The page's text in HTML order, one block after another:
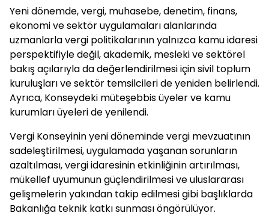
Yeni dönemde, vergi, muhasebe, denetim, finans,
ekonomi ve sektör uygulamaları alanlarında
uzmanlarla vergi politikalarının yalnızca kamu idaresi
perspektifiyle değil, akademik, mesleki ve sektörel
bakış açılarıyla da değerlendirilmesi için sivil toplum
kuruluşları ve sektör temsilcileri de yeniden belirlendi.
Ayrıca, Konseydeki müteşebbis üyeler ve kamu
kurumları üyeleri de yenilendi.
Vergi Konseyinin yeni döneminde vergi mevzuatının
sadeleştirilmesi, uygulamada yaşanan sorunların
azaltılması, vergi idaresinin etkinliğinin artırılması,
mükellef uyumunun güçlendirilmesi ve uluslararası
gelişmelerin yakından takip edilmesi gibi başlıklarda
Bakanlığa teknik katkı sunması öngörülüyor.